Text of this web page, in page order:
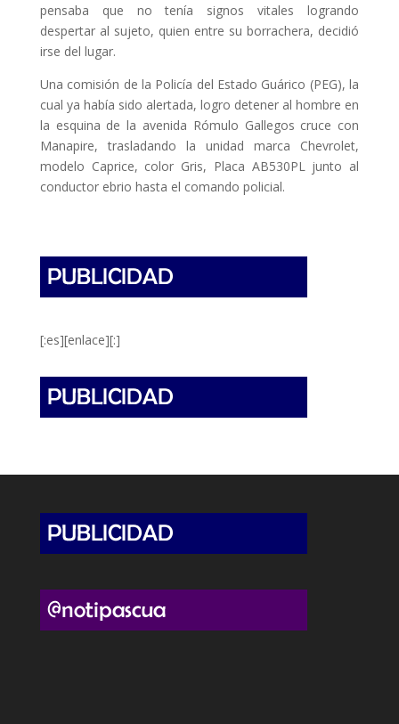
pensaba que no tenía signos vitales logrando
despertar al sujeto, quien entre su borrachera, decidió
irse del lugar.
Una comisión de la Policía del Estado Guárico (PEG), la
cual ya había sido alertada, logro detener al hombre en
la esquina de la avenida Rómulo Gallegos cruce con
Manapire, trasladando la unidad marca Chevrolet,
modelo Caprice, color Gris, Placa AB530PL junto al
conductor ebrio hasta el comando policial.
[:es][enlace][:]